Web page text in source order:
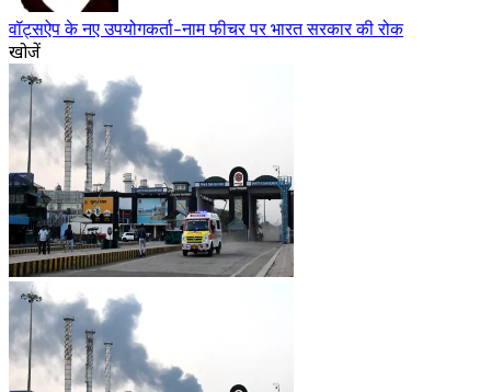
वॉट्सऐप के नए उपयोगकर्ता-नाम फीचर पर भारत सरकार की रोक
खोजें